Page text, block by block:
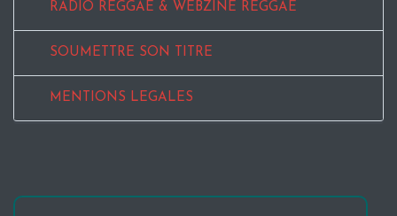
RADIO REGGAE & WEBZINE REGGAE
SOUMETTRE SON TITRE
MENTIONS LEGALES